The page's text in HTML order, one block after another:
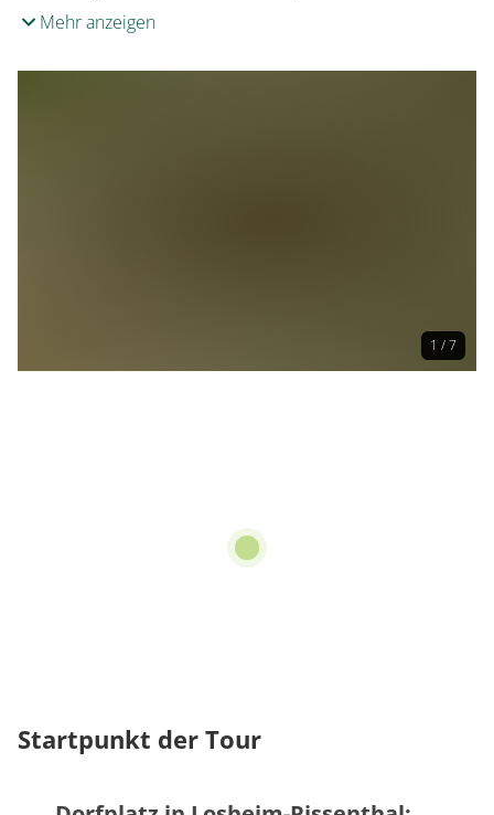
Mehr anzeigen
1 / 7
Startpunkt der Tour